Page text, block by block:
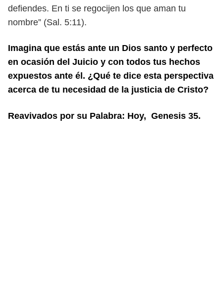
defiendes. En ti se regocijen los que aman tu
nombre” (Sal. 5:11).
Imagina que estás ante un Dios santo y perfecto
en ocasión del Juicio y con todos tus hechos
expuestos ante él. ¿Qué te dice esta perspectiva
acerca de tu necesidad de la justicia de Cristo?
Reavivados por su Palabra: Hoy, Genesis 35.